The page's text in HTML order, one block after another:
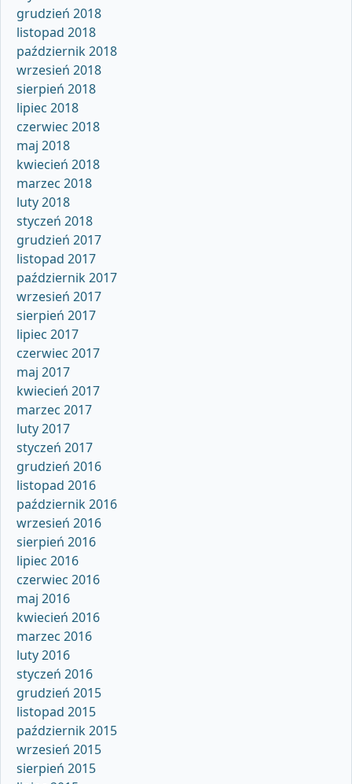
grudzień 2018
listopad 2018
październik 2018
wrzesień 2018
sierpień 2018
lipiec 2018
czerwiec 2018
maj 2018
kwiecień 2018
marzec 2018
luty 2018
styczeń 2018
grudzień 2017
listopad 2017
październik 2017
wrzesień 2017
sierpień 2017
lipiec 2017
czerwiec 2017
maj 2017
kwiecień 2017
marzec 2017
luty 2017
styczeń 2017
grudzień 2016
listopad 2016
październik 2016
wrzesień 2016
sierpień 2016
lipiec 2016
czerwiec 2016
maj 2016
kwiecień 2016
marzec 2016
luty 2016
styczeń 2016
grudzień 2015
listopad 2015
październik 2015
wrzesień 2015
sierpień 2015